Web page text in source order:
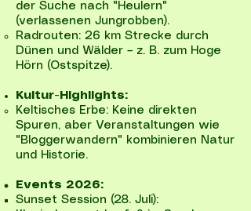
der Suche nach "Heulern"
(verlassenen Jungrobben).
Radrouten: 26 km Strecke durch
Dünen und Wälder – z. B. zum Hoge
Hörn (Ostspitze).
Kultur-Highlights:
Keltisches Erbe: Keine direkten
Spuren, aber Veranstaltungen wie
"Bloggerwandern" kombinieren Natur
und Historie.
Events 2026:
Sunset Session (28. Juli):